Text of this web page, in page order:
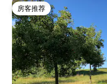
房客推荐
房客推荐